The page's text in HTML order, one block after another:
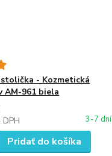
- Kozmetická
AM-961 biela
DPH 3-7 dní
Pridať do košíka